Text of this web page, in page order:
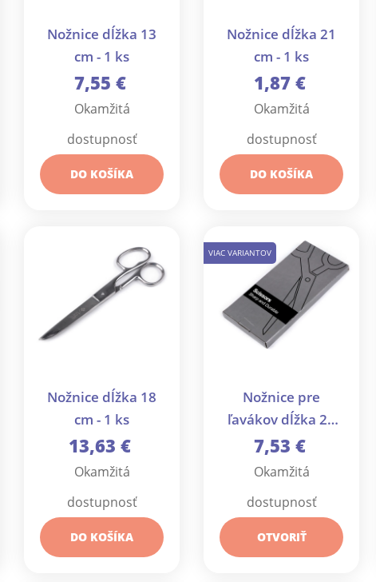
Nožnice dĺžka 13
cm - 1 ks
7,55 €
Okamžitá
dostupnosť
DO KOŠÍKA
Nožnice dĺžka 21
cm - 1 ks
1,87 €
Okamžitá
dostupnosť
DO KOŠÍKA
Nožnice dĺžka 18
cm - 1 ks
13,63 €
Okamžitá
dostupnosť
DO KOŠÍKA
VIAC VARIANTOV
Nožnice pre
ľavákov dĺžka 21
cm - 1 ks
7,53 €
Okamžitá
dostupnosť
OTVORIŤ